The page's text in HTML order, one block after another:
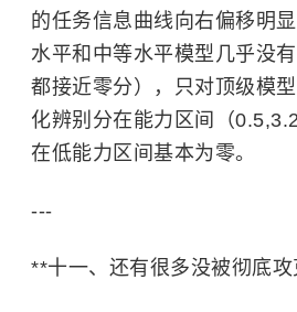
的任务信息曲线向右偏移明
水平和中等水平模型几乎没
都接近零分），只对顶级模
化辨别分在能力区间（
在低能力区间基本为零。
---
**十一、还有很多没被彻底